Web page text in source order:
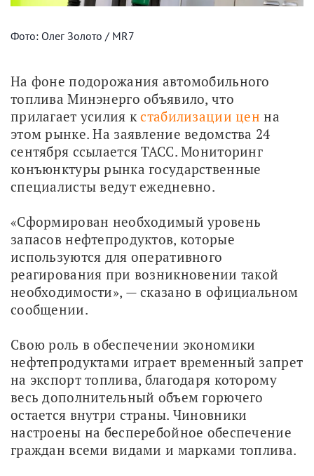
Фото: Олег Золото / MR7
На фоне подорожания автомобильного
топлива Минэнерго объявило, что
прилагает усилия к стабилизации цен на
этом рынке. На заявление ведомства 24
сентября ссылается ТАСС. Мониторинг
конъюнктуры рынка государственные
специалисты ведут ежедневно.
«Сформирован необходимый уровень
запасов нефтепродуктов, которые
используются для оперативного
реагирования при возникновении такой
необходимости», — сказано в официальном
сообщении.
Свою роль в обеспечении экономики
нефтепродуктами играет временный запрет
на экспорт топлива, благодаря которому
весь дополнительный объем горючего
остается внутри страны. Чиновники
настроены на бесперебойное обеспечение
граждан всеми видами и марками топлива.